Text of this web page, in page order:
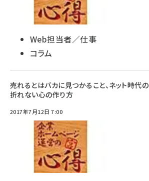
Web担当者／仕事
コラム
売れるとはバカに見つかること、ネット時代の
折れない心の作り方
2017年7月12日 7:00